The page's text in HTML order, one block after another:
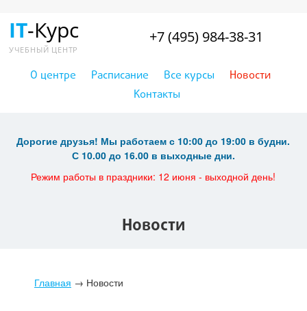
IT-Курс
УЧЕБНЫЙ ЦЕНТР
О центре Расписание Все курсы
Новости
Контакты
+7 (495) 984-38-31
Дорогие друзья! Мы работаем с 10:00 до 19:00 в будни.
С 10.00 до 16.00 в выходные дни.
Режим работы в праздники: 12 июня - выходной день!
Новости
Главная → Новости